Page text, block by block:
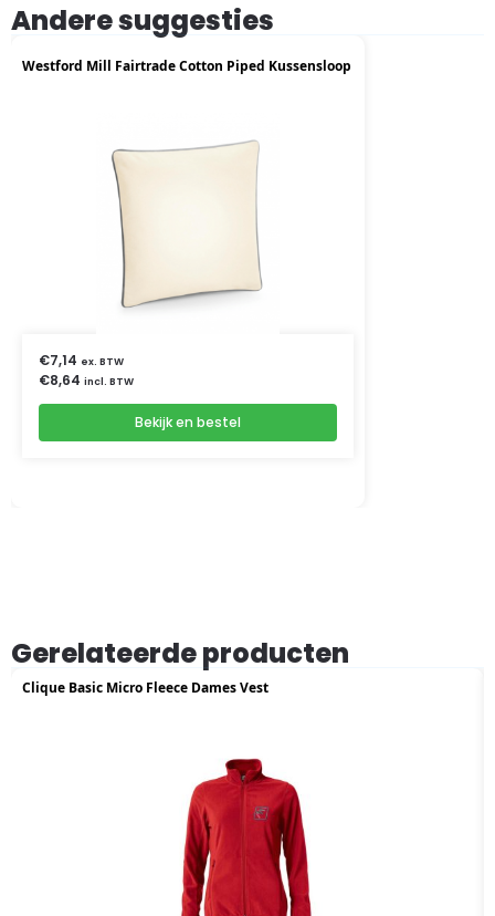
Andere suggesties
Westford Mill Fairtrade Cotton Piped Kussensloop
€7,14 ex. BTW
€8,64 incl. BTW
Bekijk en bestel
Gerelateerde producten
Clique Basic Micro Fleece Dames Vest